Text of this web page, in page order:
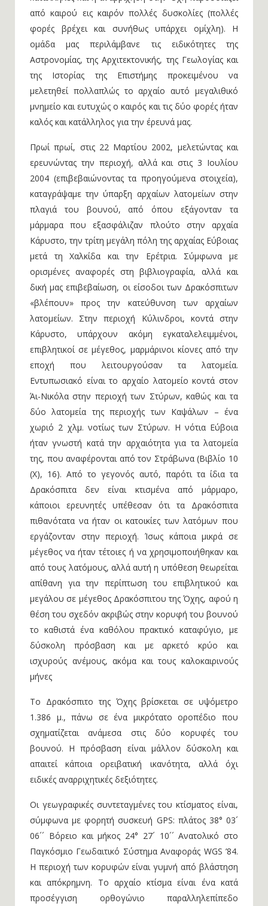
από καιρού εις καιρόν πολλές δυσκολίες (πολλές
φορές βρέχει και συνήθως υπάρχει ομίχλη). Η
ομάδα μας περιλάμβανε τις ειδικότητες της
Αστρονομίας, της Αρχιτεκτονικής, της Γεωλογίας και
της Ιστορίας της Επιστήμης προκειμένου να
μελετηθεί πολλαπλώς το αρχαίο αυτό μεγαλιθικό
μνημείο και ευτυχώς ο καιρός και τις δύο φορές ήταν
καλός και κατάλληλος για την έρευνά μας.
Πρωί πρωί, στις 22 Μαρτίου 2002, μελετώντας και
ερευνώντας την περιοχή, αλλά και στις 3 Ιουλίου
2004 (επιβεβαιώνοντας τα προηγούμενα στοιχεία),
καταγράψαμε την ύπαρξη αρχαίων λατομείων στην
πλαγιά του βουνού, από όπου εξάγονταν τα
μάρμαρα που εξασφάλιζαν πλούτο στην αρχαία
Κάρυστο, την τρίτη μεγάλη πόλη της αρχαίας Εύβοιας
μετά τη Χαλκίδα και την Ερέτρια. Σύμφωνα με
ορισμένες αναφορές στη βιβλιογραφία, αλλά και
δική μας επιβεβαίωση, οι είσοδοι των Δρακόσπιτων
«βλέπουν» προς την κατεύθυνση των αρχαίων
λατομείων. Στην περιοχή Κύλινδροι, κοντά στην
Κάρυστο, υπάρχουν ακόμη εγκαταλελειμμένοι,
επιβλητικοί σε μέγεθος, μαρμάρινοι κίονες από την
εποχή που λειτουργούσαν τα λατομεία.
Εντυπωσιακό είναι το αρχαίο λατομείο κοντά στον
Άι-Νικόλα στην περιοχή των Στύρων, καθώς και τα
δύο λατομεία της περιοχής των Καψάλων – ένα
χωριό 2 χλμ. νοτίως των Στύρων. Η νότια Εύβοια
ήταν γνωστή κατά την αρχαιότητα για τα λατομεία
της, που αναφέρονται από τον Στράβωνα (Βιβλίο 10
(X), 16). Από το γεγονός αυτό, παρότι τα ίδια τα
Δρακόσπιτα δεν είναι κτισμένα από μάρμαρο,
κάποιοι ερευνητές υπέθεσαν ότι τα Δρακόσπιτα
πιθανότατα να ήταν οι κατοικίες των λατόμων που
εργάζονταν στην περιοχή. Ίσως κάποια μικρά σε
μέγεθος να ήταν τέτοιες ή να χρησιμοποιήθηκαν και
από τους λατόμους, αλλά αυτή η υπόθεση θεωρείται
απίθανη για την περίπτωση του επιβλητικού και
μεγάλου σε μέγεθος Δρακόσπιτου της Όχης, αφού η
θέση του σχεδόν ακριβώς στην κορυφή του βουνού
το καθιστά ένα καθόλου πρακτικό καταφύγιο, με
δύσκολη πρόσβαση και με αρκετό κρύο και
ισχυρούς ανέμους, ακόμα και τους καλοκαιρινούς
μήνες
Το Δρακόσπιτο της Όχης βρίσκεται σε υψόμετρο
1.386 μ., πάνω σε ένα μικρότατο οροπέδιο που
σχηματίζεται ανάμεσα στις δύο κορυφές του
βουνού. Η πρόσβαση είναι μάλλον δύσκολη και
απαιτεί κάποια ορειβατική ικανότητα, αλλά όχι
ειδικές αναρριχητικές δεξιότητες.
Οι γεωγραφικές συντεταγμένες του κτίσματος είναι,
σύμφωνα με φορητή συσκευή GPS: πλάτος 38° 03´
06´´ Βόρειο και μήκος 24° 27´ 10´´ Ανατολικό στο
Παγκόσμιο Γεωδαιτικό Σύστημα Αναφοράς WGS ’84.
Η περιοχή των κορυφών είναι γυμνή από βλάστηση
και απόκρημνη. Το αρχαίο κτίσμα είναι ένα κατά
προσέγγιση ορθογώνιο παραλληλεπίπεδο